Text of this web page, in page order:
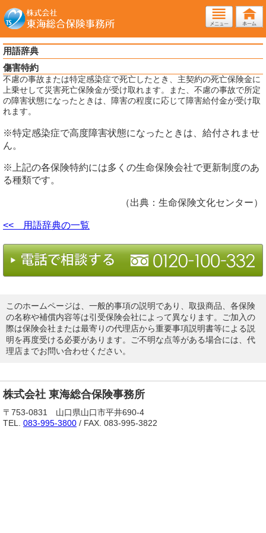
用語辞典
傷害特約
不慮の事故または特定感染症で死亡したとき、主契約の死亡保険金に
上乗せして災害死亡保険金が受け取れます。また、不慮の事故で所定
の障害状態になったときは、障害の程度に応じて障害給付金が受け取
れます。
※特定感染症で高度障害状態になったときは、給付されませ
ん。
※上記の各保険特約には多くの生命保険会社で更新制度のあ
る種類です。
（出典：生命保険文化センター）
<< 用語辞典の一覧
このホームページは、一般的事項の説明であり、取扱商品、各保険
の名称や補償内容等は引受保険会社によって異なります。ご加入の
際は保険会社または最寄りの代理店から重要事項説明書等による説
明を再度受ける必要があります。ご不明な点等がある場合には、代
理店までお問い合わせください。
株式会社 東海総合保険事務所
〒753-0831 山口県山口市平井690-4
TEL. 083-995-3800 / FAX. 083-995-3822